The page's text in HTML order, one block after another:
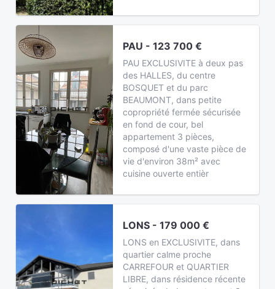
PAU - 123 700 €
PAU EXCLUSIVITE à deux pas
des HALLES, du centre
BOSQUET et du parc
BEAUMONT, dans petite
copropriété fermée sécurisée
en fond de cour, bel
appartement 3 pièces,
composé d'une vaste pièce de
vie d'environ 38m² avec
cuisine ouverte entièr
LONS - 179 000 €
LONS en EXCLUSIVITE, dans
quartier calme proche
CARREFOUR et QUARTIER
LIBRE, dans résidence récente